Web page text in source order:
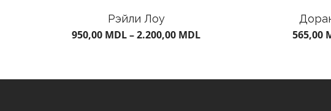
Рэйли Лоу
950,00 MDL–2.200,00 MDL 565,00